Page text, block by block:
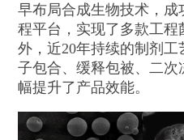
早布局合成生物技术，
程平台，实现了多款工
外，近20年持续的制剂
子包合、缓释包被、二
幅提升了产品效能。